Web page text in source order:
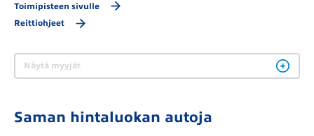
Toimipisteen sivulle
Reittiohjeet
Näytä myyjät
Saman hintaluokan autoja